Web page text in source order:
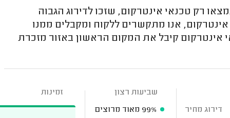
רק טכנאי אינטרקום, שזכו לדירוג הגבוה
אנו מתקשרים ללקוח ומקבלים ממנו
אינטרקום קיבל את המקום הראשון באזור מזכרת
דירוג מחיר
שביעות רצון
99% מאוד מרוצים
זמינות